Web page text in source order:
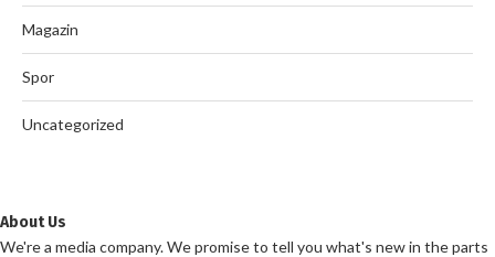
Magazin
Spor
Uncategorized
About Us
We're a media company. We promise to tell you what's new in the parts